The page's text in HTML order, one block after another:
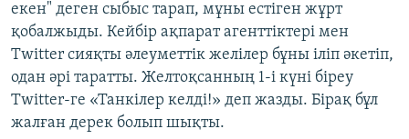
екен" деген сыбыс тарап, мұны естіген жұрт
қобалжыды. Кейбір ақпарат агенттіктері мен
Twitter сияқты әлеуметтік желілер бұны іліп әкетіп,
одан әрі таратты. Желтоқсанның 1-і күні біреу
Twitter-ге «Танкілер келді!» деп жазды. Бірақ бұл
жалған дерек болып шықты.